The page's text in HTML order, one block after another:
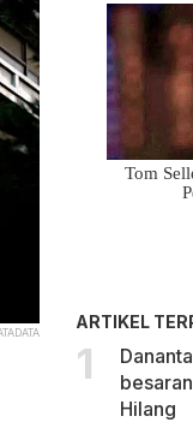
ARTIKEL
Hilang